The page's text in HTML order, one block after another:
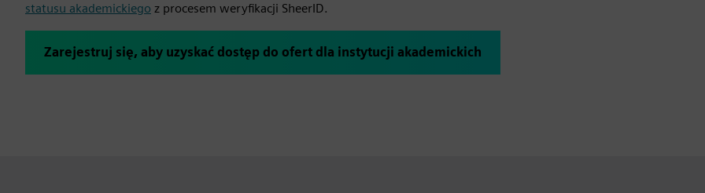
statusu akademickiego z procesem weryfikacji SheerID.
Zarejestruj się, aby uzyskać dostęp do ofert dla instytucji akademickich